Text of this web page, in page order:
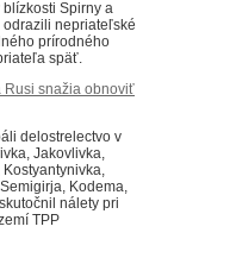
Spirny a
odrazili nepriateľské
prírodného
späť.
Rusi snažia obnoviť
delostrelectvo v
Jakovlivka,
Kodema,
nálety pri
TPP